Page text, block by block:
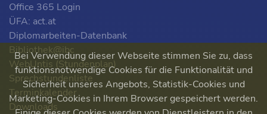
Office 365 Login
ÜFA: act.at
Diplomarbeiten-Datenbank
Bibliothek@ibc
WebUntis (Stundenplan)
Sprechstundenliste
Terminkalender
Downloads
Bei Verwendung dieser Webseite stimmen Sie zu, dass
funktionsnotwendige Cookies für die Funktionalität und
Sicherheit unseres Angebots, Statistik-Cookies und
Marketing-Cookies in Ihrem Browser gespeichert werden.